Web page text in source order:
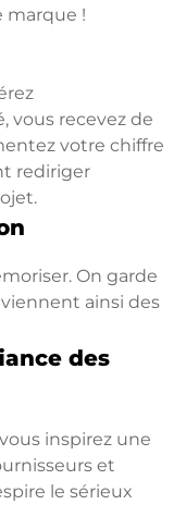
marque !
vous recevez de
votre chiffre
rediriger
On garde
ainsi des
des
inspirez une
et
le sérieux